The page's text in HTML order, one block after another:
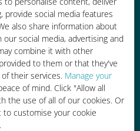
provide social media features
also share information about
social media, advertising and
combine it with other
to them or that they've
their services. Manage your
of mind. Click "Allow all
the use of all of our cookies. Or
to customise your cookie
barato que los
con su
actual